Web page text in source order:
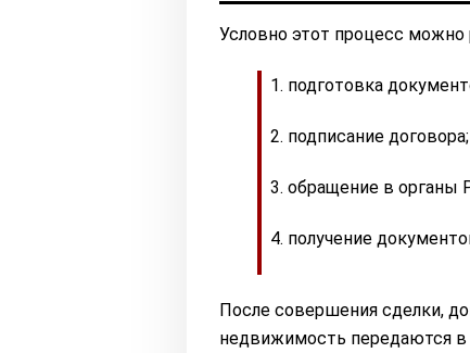
Условно этот процесс можно
подготовка
подписание договора;
обращение в органы
получение
После совершения сделки,
недвижимость передаются